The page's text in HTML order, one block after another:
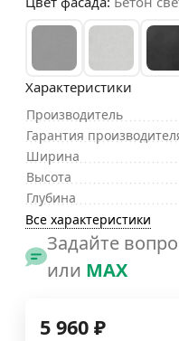
Характеристики
Производитель
Гарантия
Ширина
Высота
Глубина
Все характеристики
Задайте
или MAX
5 960 ₽